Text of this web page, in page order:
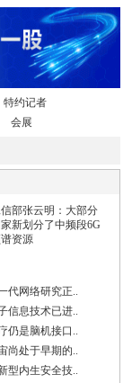
特约记者
会展
部张云明：大部分
家新划分了中频段6G
资源
代网络研究正..
信息技术已进..
仍是脑机接口..
尚处于早期的..
型内生安全技..